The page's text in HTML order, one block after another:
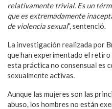
relativamente trivial. Es un
que es extremadamente
de violencia sexual”, sentenció.
La investigación realizada por
que han experimentado el
esta práctica no consensual es
sexualmente activas.
Aunque las mujeres son las
abuso, los hombres no están